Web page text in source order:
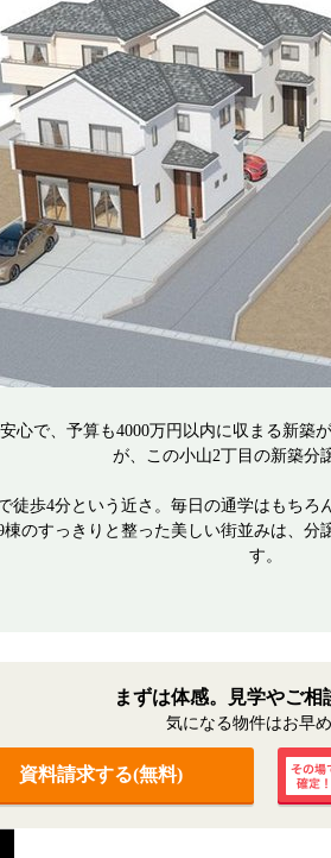
安心で、予算も4000万円以内に収まる新
が、この小山2丁目の新築分
徒歩4分という近さ。毎日の通学はもち
のすっきりと整った美しい街並みは、分
す。
まずは体感。見学やご相
気になる物件はお早め
資料請求する(無料)
その